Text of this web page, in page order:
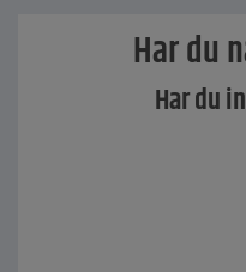
Har du
Har du